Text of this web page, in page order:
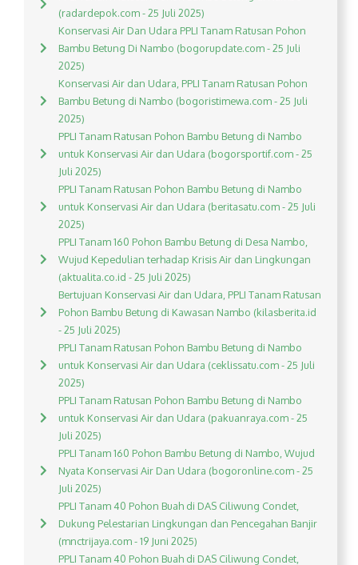
(radardepok.com - 25 Juli 2025)
Konservasi Air Dan Udara PPLI Tanam Ratusan Pohon
Bambu Betung Di Nambo (bogorupdate.com - 25 Juli
2025)
Konservasi Air dan Udara, PPLI Tanam Ratusan Pohon
Bambu Betung di Nambo (bogoristimewa.com - 25 Juli
2025)
PPLI Tanam Ratusan Pohon Bambu Betung di Nambo
untuk Konservasi Air dan Udara (bogorsportif.com - 25
Juli 2025)
PPLI Tanam Ratusan Pohon Bambu Betung di Nambo
untuk Konservasi Air dan Udara (beritasatu.com - 25 Juli
2025)
PPLI Tanam 160 Pohon Bambu Betung di Desa Nambo,
Wujud Kepedulian terhadap Krisis Air dan Lingkungan
(aktualita.co.id - 25 Juli 2025)
Bertujuan Konservasi Air dan Udara, PPLI Tanam Ratusan
Pohon Bambu Betung di Kawasan Nambo (kilasberita.id
- 25 Juli 2025)
PPLI Tanam Ratusan Pohon Bambu Betung di Nambo
untuk Konservasi Air dan Udara (ceklissatu.com - 25 Juli
2025)
PPLI Tanam Ratusan Pohon Bambu Betung di Nambo
untuk Konservasi Air dan Udara (pakuanraya.com - 25
Juli 2025)
PPLI Tanam 160 Pohon Bambu Betung di Nambo, Wujud
Nyata Konservasi Air Dan Udara (bogoronline.com - 25
Juli 2025)
PPLI Tanam 40 Pohon Buah di DAS Ciliwung Condet,
Dukung Pelestarian Lingkungan dan Pencegahan Banjir
(mnctrijaya.com - 19 Juni 2025)
PPLI Tanam 40 Pohon Buah di DAS Ciliwung Condet,